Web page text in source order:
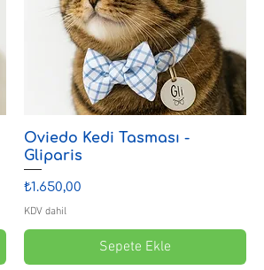
Oviedo Kedi Tasması -
Gliparis
Fiyat
₺1.650,00
KDV dahil
Sepete Ekle